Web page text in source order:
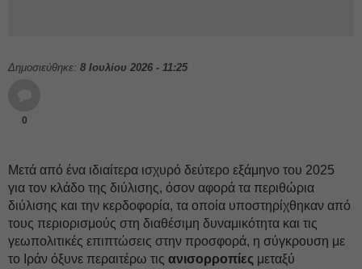
Δημοσιεύθηκε: 8 Ιουλίου 2026 - 11:25
0
Μετά από ένα ιδιαίτερα ισχυρό δεύτερο εξάμηνο του 2025
για τον κλάδο της διύλισης, όσον αφορά τα περιθώρια
διύλισης και την κερδοφορία, τα οποία υποστηρίχθηκαν από
τους περιορισμούς στη διαθέσιμη δυναμικότητα και τις
γεωπολιτικές επιπτώσεις στην προσφορά, η σύγκρουση με
το Ιράν όξυνε περαιτέρω τις ανισορροπίες μεταξύ